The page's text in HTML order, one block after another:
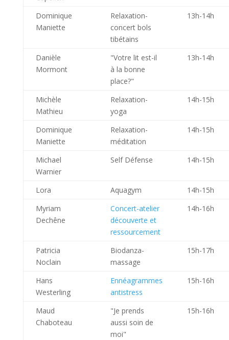
Dominique
Maniette
Relaxation-
concert bols
tibétains
13h-14h
Danièle
Mormont
"Votre lit est-il
à la bonne
place?"
13h-14h
Michèle
Mathieu
Relaxation-
yoga
14h-15h
Dominique
Maniette
Relaxation-
méditation
14h-15h
Michael
Warnier
Self Défense 14h-15h
Lora Aquagym
14h-15h
Myriam
Dechêne
Concert-atelier
découverte et
ressourcement
14h-16h
Patricia
Noclain
Biodanza-
massage
15h-17h
Hans
Westerling
Ennéagrammes
antistress
15h-16h
Maud
Chaboteau
"Je prends
aussi soin de
moi"
15h-16h